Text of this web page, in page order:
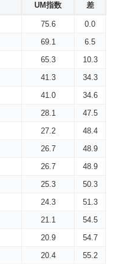
UM指数 差
75.6
0.0
69.1
6.5
65.3
10.3
41.3
34.3
41.0
34.6
28.1
47.5
27.2
48.4
26.7
48.9
26.7
48.9
25.3
50.3
24.3
51.3
21.1
54.5
20.9
54.7
20.4 55.2